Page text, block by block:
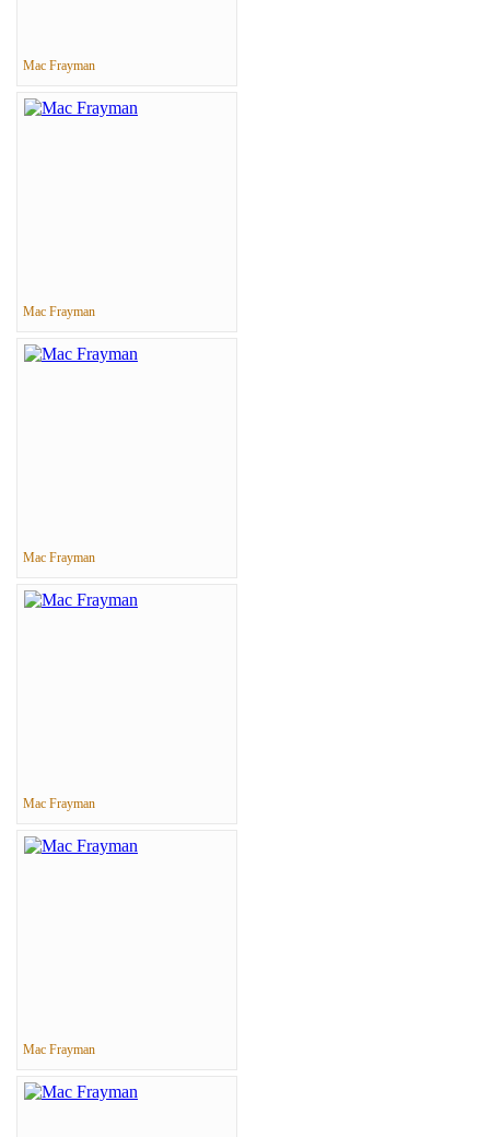
Mac Frayman
Mac Frayman
Mac Frayman
Mac Frayman
Mac Frayman